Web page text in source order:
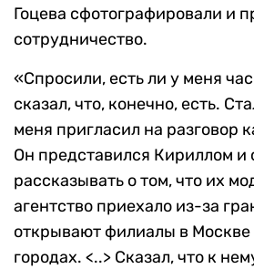
Гоцева сфотографировали и
сотрудничество.
«Спросили, есть ли у меня
сказал, что, конечно, есть.
меня пригласил на разговор
Он представился Кириллом и
рассказывать о том, что их
агентство приехало из-за
открывают филиалы в Москве
городах. <..> Сказал, что к